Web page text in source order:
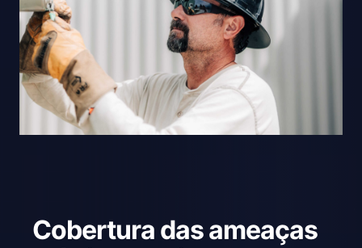
Cobertura das ameaças